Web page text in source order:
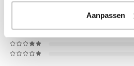
Aanpassen